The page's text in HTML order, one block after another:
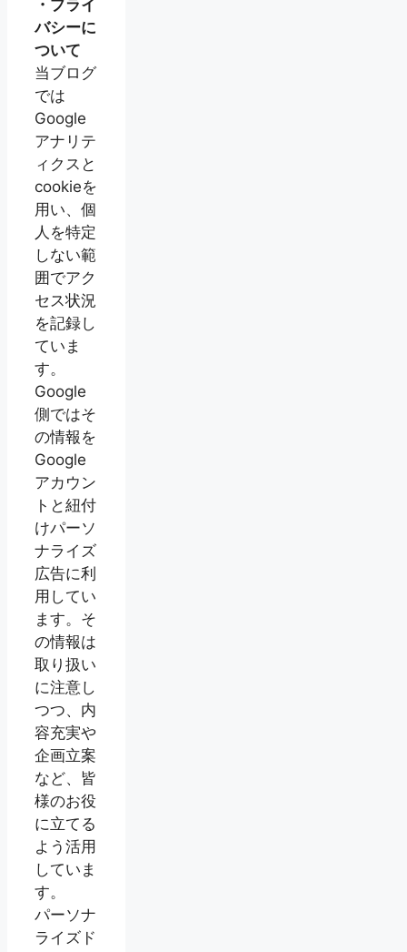
・プライ
バシーに
ついて
当ブログ
では
Google
アナリテ
ィクスと
cookieを
用い、個
人を特定
しない範
囲でアク
セス状況
を記録し
ていま
す。
Google
側ではそ
の情報を
Google
アカウン
トと紐付
けパーソ
ナライズ
広告に利
用してい
ます。そ
の情報は
取り扱い
に注意し
つつ、内
容充実や
企画立案
など、皆
様のお役
に立てる
よう活用
していま
す。
パーソナ
ライズド